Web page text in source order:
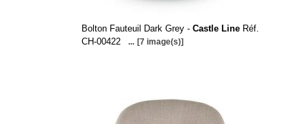
Bolton Fauteuil Dark Grey - Castle LineRéf.
CH-00422
... [7 image(s)]